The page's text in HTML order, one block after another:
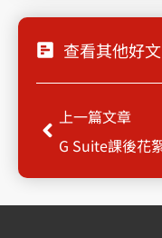
查看其他好文
上一頁
上一篇文章